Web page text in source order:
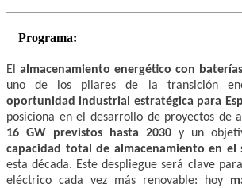
Programa:
El almacenamiento energético con baterías
uno de los pilares de la transición
oportunidad industrial estratégica para
posiciona en el desarrollo de proyectos de
16 GW previstos hasta 2030 y un
capacidad total de almacenamiento en el
esta década. Este despliegue será clave
eléctrico cada vez más renovable: hoy